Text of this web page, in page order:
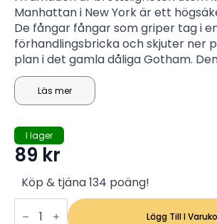
Manhattan i New York är ett
De fångar fångar som griper tag i
förhandlingsbricka och skjuter ner
plan i det gamla dåliga Gotham.
Plissken, en enögd ensam krigare
fängelset, tvingas föra ut
ur detta land av icke önskvärda.
Läs mer
I lager
89 kr
Köp & tjäna 134 poäng!
Flykten
från Lägg Till I